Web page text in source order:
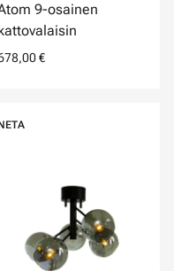
9-osainen
€